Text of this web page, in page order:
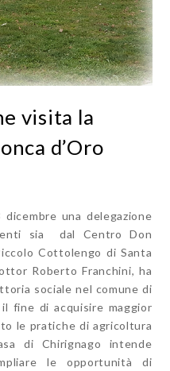
visita la
d’Oro
una delegazione
sia dal Centro Don
Cottolengo di Santa
Roberto Franchini, ha
sociale nel comune di
fine di acquisire maggior
le pratiche di agricoltura
di Chirignago intende
le opportunità di